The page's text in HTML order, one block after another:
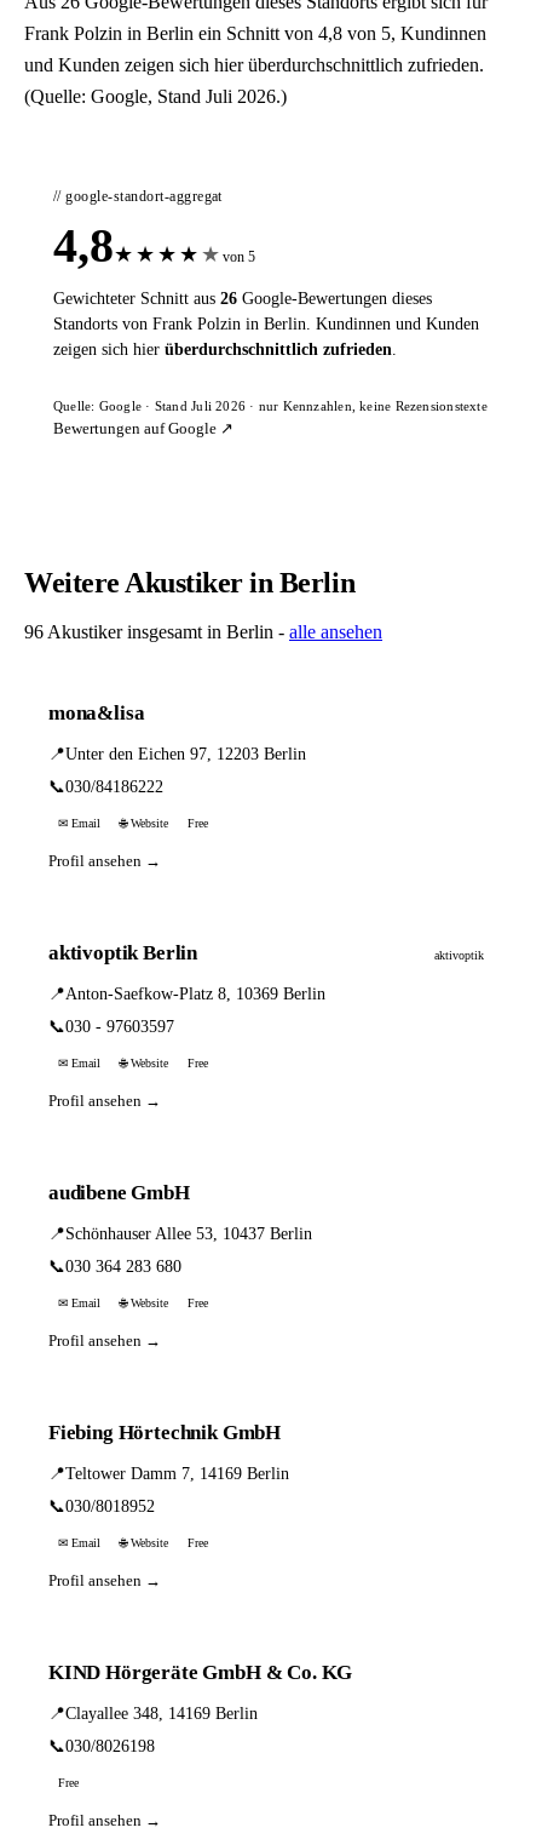
Frank Polzin in Berlin ein Schnitt von 4,8 von 5, Kundinnen
und Kunden zeigen sich hier überdurchschnittlich zufrieden.
(Quelle: Google, Stand Juli 2026.)
// google-standort-aggregat
4,8★ ★ ★ ★ ★ von 5
Gewichteter Schnitt aus 26 Google-Bewertungen dieses
Standorts von Frank Polzin in Berlin. Kundinnen und Kunden
zeigen sich hier überdurchschnittlich zufrieden.
Quelle: Google · Stand Juli 2026 · nur Kennzahlen, keine Rezensionstexte
Bewertungen auf Google ↗
Weitere Akustiker in Berlin
96 Akustiker insgesamt in Berlin - alle ansehen
mona&lisa
📍Unter den Eichen 97, 12203 Berlin
📞030/84186222
✉ Email 🌐 Website Free
Profil ansehen →
aktivoptik Berlin aktivoptik
📍Anton-Saefkow-Platz 8, 10369 Berlin
📞030 - 97603597
✉ Email 🌐 Website Free
Profil ansehen →
audibene GmbH
📍Schönhauser Allee 53, 10437 Berlin
📞030 364 283 680
✉ Email 🌐 Website Free
Profil ansehen →
Fiebing Hörtechnik GmbH
📍Teltower Damm 7, 14169 Berlin
📞030/8018952
✉ Email 🌐 Website Free
Profil ansehen →
KIND Hörgeräte GmbH & Co. KG
📍Clayallee 348, 14169 Berlin
📞030/8026198
Free
Profil ansehen →